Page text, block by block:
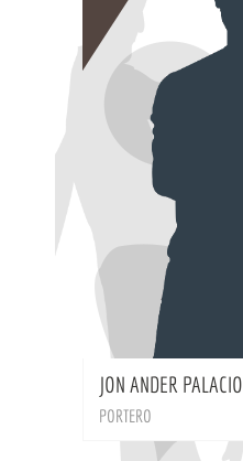
JON ANDER PALACIO
PORTERO